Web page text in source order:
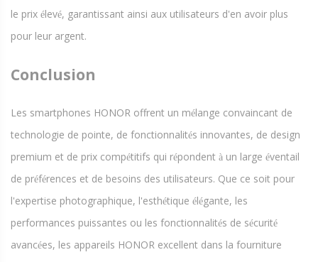
le prix élevé, garantissant ainsi aux utilisateurs d'en avoir plus
pour leur argent.
Conclusion
Les smartphones HONOR offrent un mélange convaincant de
technologie de pointe, de fonctionnalités innovantes, de design
premium et de prix compétitifs qui répondent à un large éventail
de préférences et de besoins des utilisateurs. Que ce soit pour
l'expertise photographique, l'esthétique élégante, les
performances puissantes ou les fonctionnalités de sécurité
avancées, les appareils HONOR excellent dans la fourniture